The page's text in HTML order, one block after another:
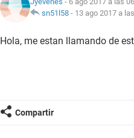
sn51l58 - 13 ago 2017 a
Hola, me estan llamando de
Compartir